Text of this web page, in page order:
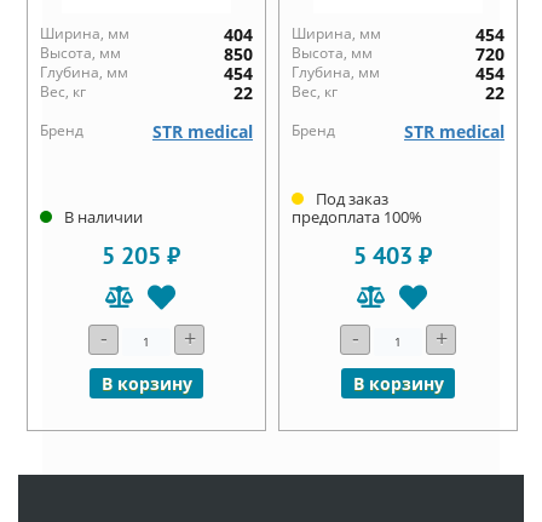
Ширина, мм 404
Высота, мм 850
Глубина, мм 454
Вес, кг 22
Бренд STR medical
В наличии
5 205 ₽
- +
В корзину
Ширина, мм 454
Высота, мм 720
Глубина, мм 454
Вес, кг 22
Бренд STR medical
Под заказ
предоплата 100%
5 403 ₽
- +
В корзину